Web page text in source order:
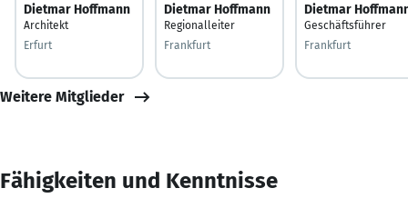
Dietmar Hoffmann
Architekt
Erfurt
Dietmar Hoffmann
Regionalleiter
Frankfurt
Dietmar
Geschäftsführer
Frankfurt
Weitere Mitglieder
Fähigkeiten und Kenntnisse